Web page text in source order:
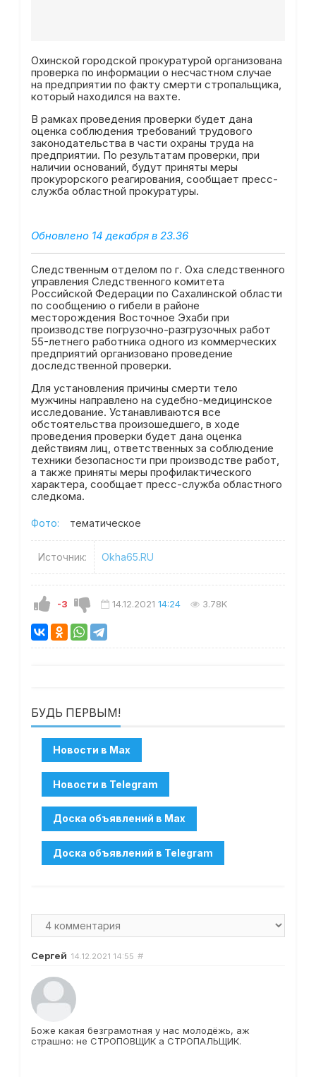
Охинской городской прокуратурой организована
проверка по информации о несчастном случае
на предприятии по факту смерти стропальщика,
который находился на вахте.
В рамках проведения проверки будет дана
оценка соблюдения требований трудового
законодательства в части охраны труда на
предприятии. По результатам проверки, при
наличии оснований, будут приняты меры
прокурорского реагирования, сообщает пресс-
служба областной прокуратуры.
Обновлено 14 декабря в 23.36
Следственным отделом по г. Оха следственного
управления Следственного комитета
Российской Федерации по Сахалинской области
по сообщению о гибели в районе
месторождения Восточное Эхаби при
производстве погрузочно-разгрузочных работ
55-летнего работника одного из коммерческих
предприятий организовано проведение
доследственной проверки.
Для установления причины смерти тело
мужчины направлено на судебно-медицинское
исследование. Устанавливаются все
обстоятельства произошедшего, в ходе
проведения проверки будет дана оценка
действиям лиц, ответственных за соблюдение
техники безопасности при производстве работ,
а также приняты меры профилактического
характера, сообщает пресс-служба областного
следкома.
Фото: тематическое
Источник: Okha65.RU
-3 14.12.2021 14:24 3.78K
БУДЬ ПЕРВЫМ!
Сергей 14.12.2021 14:55 #
Боже какая безграмотная у нас молодёжь, аж
страшно: не СТРОПОВЩИК а СТРОПАЛЬЩИК.